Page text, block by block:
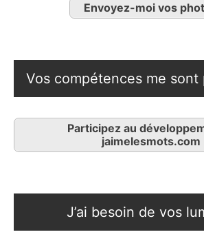
Envoyez-moi vos
Vos compétences me sont
Participez au
jaimelesmots.com
J’ai besoin de vos